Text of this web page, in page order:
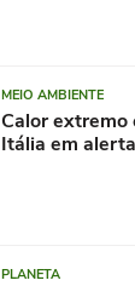
MEIO AMBIENTE
Calor extremo
Itália em
PLANETA